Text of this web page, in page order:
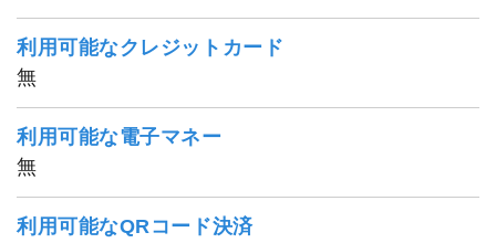
利用可能なクレジットカード
無
利用可能な電子マネー
無
利用可能なQRコード決済